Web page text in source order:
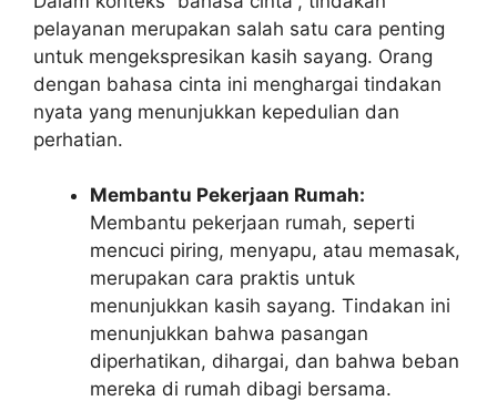
pelayanan merupakan salah satu cara penting
untuk mengekspresikan kasih sayang. Orang
dengan bahasa cinta ini menghargai tindakan
nyata yang menunjukkan kepedulian dan
perhatian.
Membantu Pekerjaan Rumah:
Membantu pekerjaan rumah, seperti
mencuci piring, menyapu, atau memasak,
merupakan cara praktis untuk
menunjukkan kasih sayang. Tindakan ini
menunjukkan bahwa pasangan
diperhatikan, dihargai, dan bahwa beban
mereka di rumah dibagi bersama.